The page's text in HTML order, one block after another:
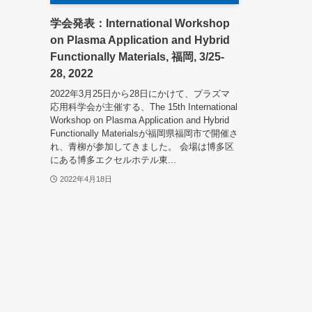
学会発表：International Workshop
on Plasma Application and Hybrid
Functionally Materials, 福岡, 3/25-
28, 2022
2022年3月25日から28日にかけて、プラズマ
応用科学会が主催する、The 15th International
Workshop on Plasma Application and Hybrid
Functionally Materialsが福岡県福岡市で開催さ
れ、青柳が参加してきました。 会場は博多区
にある博多エクセルホテル東...
2022年4月18日